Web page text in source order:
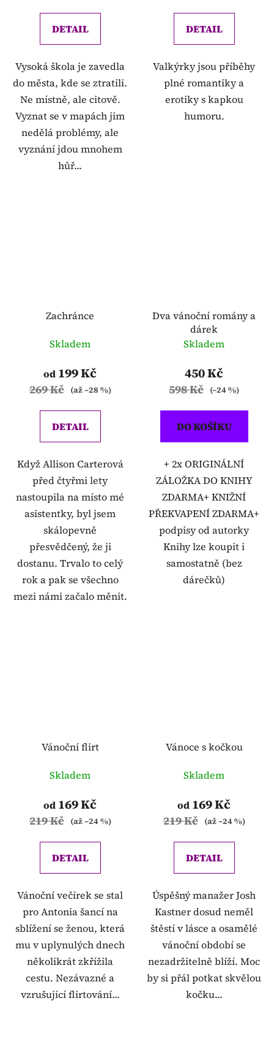
DETAIL
Vysoká škola je zavedla
do města, kde se ztratili.
Ne místně, ale citově.
Vyznat se v mapách jim
nedělá problémy, ale
vyznání jdou mnohem
hůř...
DETAIL
Valkýrky jsou příběhy
plné romantiky a
erotiky s kapkou
humoru.
Zachránce
Skladem
od 199 Kč
269 Kč (až –28 %)
DETAIL
Když Allison Carterová
před čtyřmi lety
nastoupila na místo mé
asistentky, byl jsem
skálopevně
přesvědčený, že ji
dostanu. Trvalo to celý
rok a pak se všechno
mezi námi začalo měnit.
Dva vánoční romány a
dárek
Skladem
450 Kč
598 Kč (–24 %)
DO KOŠÍKU
+ 2x ORIGINÁLNÍ
ZÁLOŽKA DO KNIHY
ZDARMA+ KNIŽNÍ
PŘEKVAPENÍ ZDARMA+
podpisy od autorky
Knihy lze koupit i
samostatně (bez
dárečků)
Vánoční flirt
Skladem
od 169 Kč
219 Kč (až –24 %)
DETAIL
Vánoční večírek se stal
pro Antonia šancí na
sblížení se ženou, která
mu v uplynulých dnech
několikrát zkřížila
cestu. Nezávazné a
vzrušující flirtování...
Vánoce s kočkou
Skladem
od 169 Kč
219 Kč (až –24 %)
DETAIL
Úspěšný manažer Josh
Kastner dosud neměl
štěstí v lásce a osamělé
vánoční období se
nezadržitelně blíží. Moc
by si přál potkat skvělou
kočku...